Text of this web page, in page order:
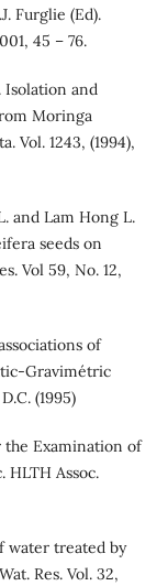
Furglie (Ed).
45 – 76.
Isolation and
Moringa
Vol. 1243, (1994),
and Lam Hong L.
seeds on
Vol 59, No. 12,
of
Gravimétric
(1995)
the Examination of
HLTH Assoc.
water treated by
Res. Vol. 32,